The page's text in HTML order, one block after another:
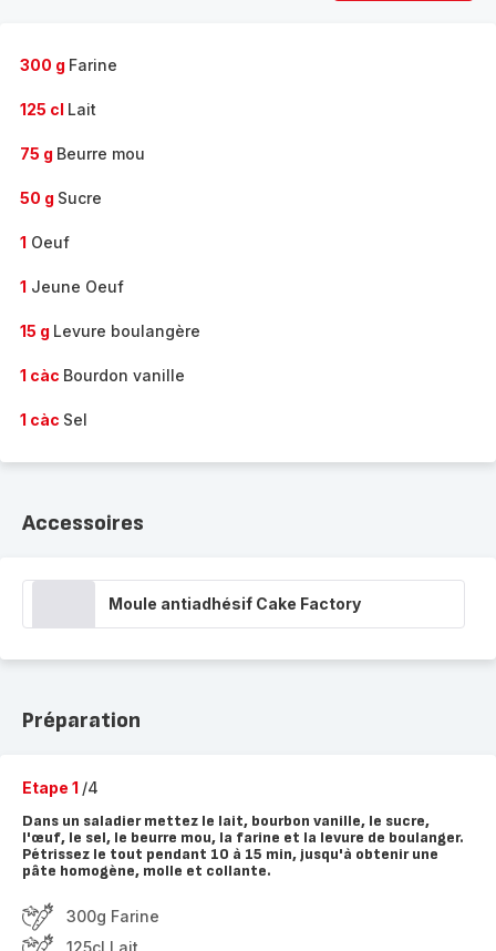
300 g Farine
125 cl Lait
75 g Beurre mou
50 g Sucre
1 Oeuf
1 Jeune Oeuf
15 g Levure boulangère
1 càc Bourdon vanille
1 càc Sel
Accessoires
Moule antiadhésif Cake Factory
Préparation
Etape 1 /4
Dans un saladier mettez le lait, bourbon vanille, le sucre,
l'œuf, le sel, le beurre mou, la farine et la levure de boulanger.
Pétrissez le tout pendant 10 à 15 min, jusqu'à obtenir une
pâte homogène, molle et collante.
300g Farine
125cl Lait